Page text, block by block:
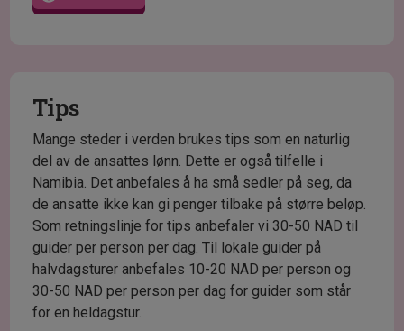
Tips
Mange steder i verden brukes tips som en naturlig
del av de ansattes lønn. Dette er også tilfelle i
Namibia. Det anbefales å ha små sedler på seg, da
de ansatte ikke kan gi penger tilbake på større beløp.
Som retningslinje for tips anbefaler vi 30-50 NAD til
guider per person per dag. Til lokale guider på
halvdagsturer anbefales 10-20 NAD per person og
30-50 NAD per person per dag for guider som står
for en heldagstur.